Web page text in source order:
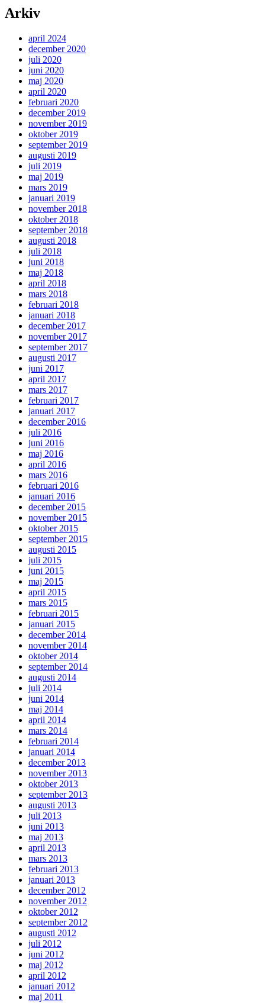
Arkiv
april 2024
december 2020
juli 2020
juni 2020
maj 2020
april 2020
februari 2020
december 2019
november 2019
oktober 2019
september 2019
augusti 2019
juli 2019
maj 2019
mars 2019
januari 2019
november 2018
oktober 2018
september 2018
augusti 2018
juli 2018
juni 2018
maj 2018
april 2018
mars 2018
februari 2018
januari 2018
december 2017
november 2017
september 2017
augusti 2017
juni 2017
april 2017
mars 2017
februari 2017
januari 2017
december 2016
juli 2016
juni 2016
maj 2016
april 2016
mars 2016
februari 2016
januari 2016
december 2015
november 2015
oktober 2015
september 2015
augusti 2015
juli 2015
juni 2015
maj 2015
april 2015
mars 2015
februari 2015
januari 2015
december 2014
november 2014
oktober 2014
september 2014
augusti 2014
juli 2014
juni 2014
maj 2014
april 2014
mars 2014
februari 2014
januari 2014
december 2013
november 2013
oktober 2013
september 2013
augusti 2013
juli 2013
juni 2013
maj 2013
april 2013
mars 2013
februari 2013
januari 2013
december 2012
november 2012
oktober 2012
september 2012
augusti 2012
juli 2012
juni 2012
maj 2012
april 2012
januari 2012
maj 2011